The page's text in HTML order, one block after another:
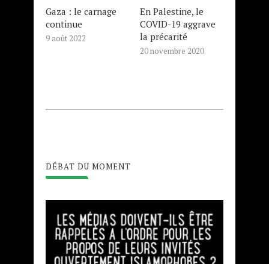
Gaza : le carnage
continue
9 août 2022
En Palestine, le
COVID-19 aggrave
la précarité
20 novembre 2020
DÉBAT DU MOMENT